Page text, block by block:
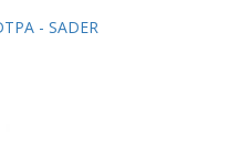
- SADER